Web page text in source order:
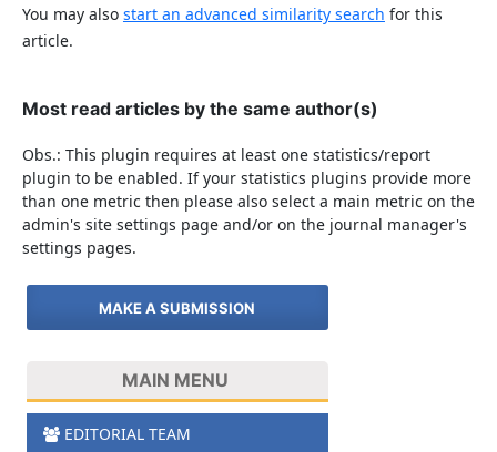
You may also start an advanced similarity search for this
article.
Most read articles by the same author(s)
Obs.: This plugin requires at least one statistics/report
plugin to be enabled. If your statistics plugins provide more
than one metric then please also select a main metric on the
admin's site settings page and/or on the journal manager's
settings pages.
MAKE A SUBMISSION
MAIN MENU
EDITORIAL TEAM